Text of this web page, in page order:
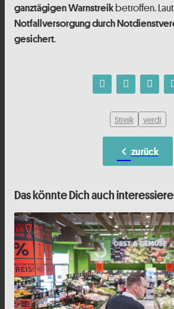
ganztägigen Warnstreikbetroffen. Laut
Notfallversorgung durch
gesichert.
Streik verdi
chevron_left zurück
Das könnte Dich auch